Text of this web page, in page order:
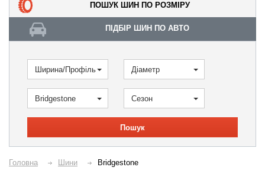
ПОШУК ШИН ПО РОЗМІРУ
ПІДБІР ШИН ПО АВТО
Ширина/Профіль Діаметр
Bridgestone Сезон
Пошук
Головна Шини Bridgestone